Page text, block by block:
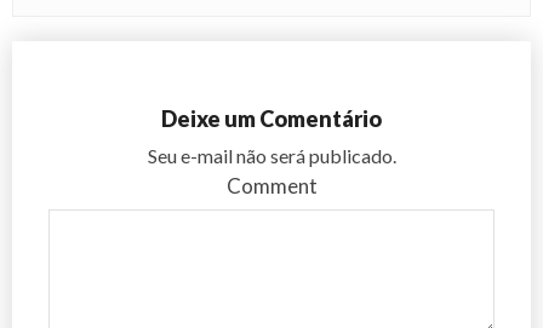
Deixe um Comentário
Seu e-mail não será publicado.
Comment